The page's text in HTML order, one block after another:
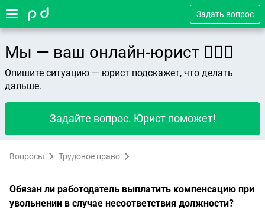
Задать вопрос
Мы — ваш онлайн-юрист 👨🏻‍⚖️
Опишите ситуацию — юрист подскажет, что делать
дальше.
Задайте вопрос. Юрист поможет!
Вопросы Трудовое право
Обязан ли работодатель выплатить компенсацию при
увольнении в случае несоответствия должности?